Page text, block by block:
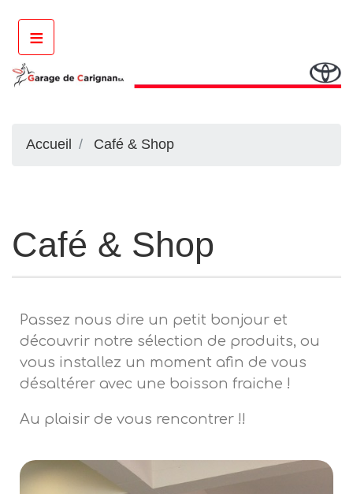
≡
Accueil Café & Shop
Café & Shop
Passez nous dire un petit bonjour et
découvrir notre sélection de produits, ou
vous installez un moment afin de vous
désaltérer avec une boisson fraiche !
Au plaisir de vous rencontrer !!